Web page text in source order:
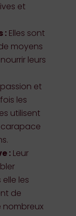
et
:Elles sont
moyens
leurs
et
les
utilisent
carapace
:Leur
les
de
nombreux